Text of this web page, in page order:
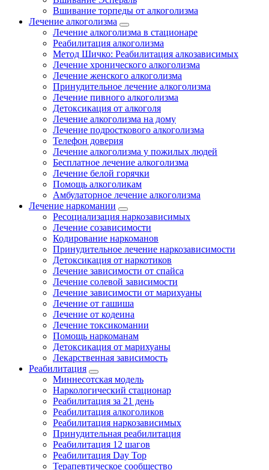
Вшивание торпеды от алкоголизма
Лечение алкоголизма
Лечение алкоголизма в стационаре
Реабилитация алкоголизма
Метод Шичко: Реабилитация алкозависимых
Лечение хронического алкоголизма
Лечение женского алкоголизма
Принудительное лечение алкоголизма
Лечение пивного алкоголизма
Детоксикация от алкоголя
Лечение алкоголизма на дому
Лечение подросткового алкоголизма
Телефон доверия
Лечение алкоголизма у пожилых людей
Бесплатное лечение алкоголизма
Лечение белой горячки
Помощь алкоголикам
Амбулаторное лечение алкоголизма
Лечение наркомании
Ресоциализация наркозависимых
Лечение созависимости
Кодирование наркоманов
Принудительное лечение наркозависимости
Детоксикация от наркотиков
Лечение зависимости от спайса
Лечение солевой зависимости
Лечение зависимости от марихуаны
Лечение от гашиша
Лечение от кодеина
Лечение токсикомании
Помощь наркоманам
Детоксикация от марихуаны
Лекарственная зависимость
Реабилитация
Миннесотская модель
Наркологический стационар
Реабилитация за 21 день
Реабилитация алкоголиков
Реабилитация наркозависимых
Принудительная реабилитация
Реабилитация 12 шагов
Реабилитация Day Top
Терапевтическое сообщество